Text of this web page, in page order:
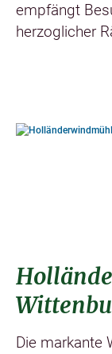
empfängt
herzoglicher
Die markante